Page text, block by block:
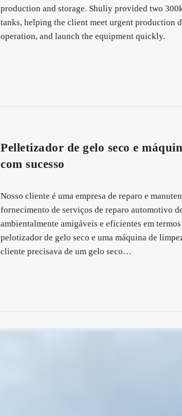
production and storage. Shuliy provided two
tanks, helping the client meet urgent production
operation, and launch the equipment quickly.
Pelletizador de gelo seco e
com sucesso
Nosso cliente é uma empresa de reparo e
fornecimento de serviços de reparo automotivo
ambientalmente amigáveis ​​e eficientes em
pelotizador de gelo seco e uma máquina de
cliente precisava de um gelo seco…